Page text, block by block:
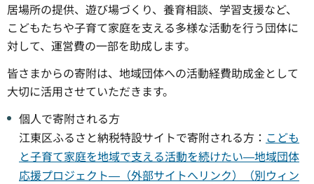
居場所の提供、遊び場づくり、養育相談、学習支援など、
こどもたちや子育て家庭を支える多様な活動を行う団体に
対して、運営費の一部を助成します。
皆さまからの寄附は、地域団体への活動経費助成金として
大切に活用させていただきます。
個人で寄附される方
江東区ふるさと納税特設サイトで寄附される方： こども
と子育て家庭を地域で支える活動を続けたい―地域団体
応援プロジェクト―（外部サイトへリンク）（別ウィン